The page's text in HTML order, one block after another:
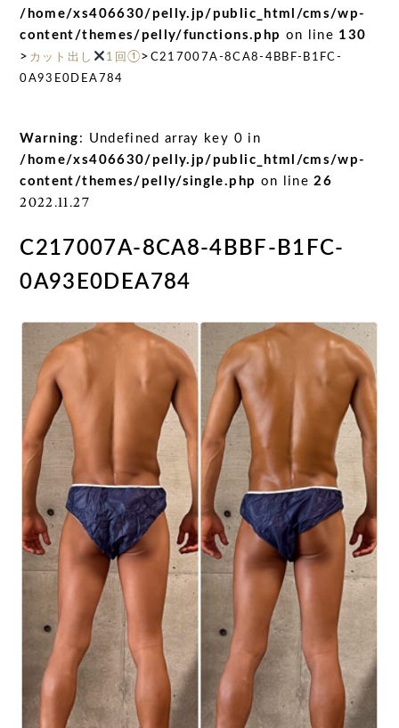
/home/xs406630/pelly.jp/public_html/cms/wp-
content/themes/pelly/functions.php on line 130
> カット出し 1回①> C217007A-8CA8-4BBF-B1FC-
0A93E0DEA784
Warning : Undefined array key 0 in
/home/xs406630/pelly.jp/public_html/cms/wp-
content/themes/pelly/single.php on line26
2022.11.27
C217007A-8CA8-4BBF-B1FC-
0A93E0DEA784